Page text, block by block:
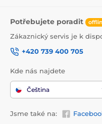
Potřebujete poradit
Zákaznický servis je k
+420 739 400 705
Kde nás najdete
Čeština
Jsme také na: